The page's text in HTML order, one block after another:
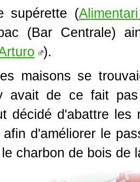
supérette (
(Bar Centrale)
).
maisons se
avait de ce fait
décidé d'abattre les
d'améliorer le
charbon de bois de